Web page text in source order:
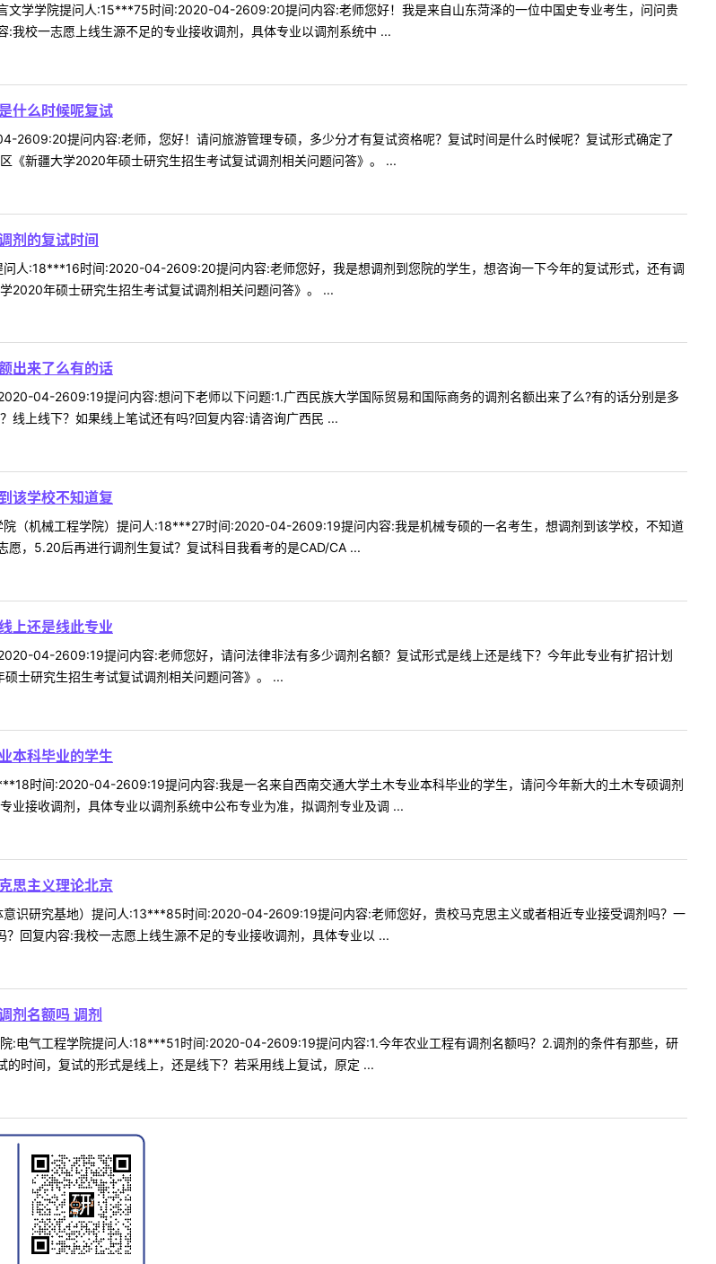
文学学院提问人:15***75时间:2020-04-2609:20提问内容:老师您好！我是来自山东菏泽的一位中国史专业考生，问问贵
我校一志愿上线生源不足的专业接收调剂，具体专业以调剂系统中 ...
什么时候呢复试
提问内容:老师，您好！请问旅游管理专硕，多少分才有复试资格呢？复试时间是什么时候呢？复试形式确定了
《新疆大学2020年硕士研究生招生考试复试调剂相关问题问答》。 ...
剂的复试时间
人:18***16时间:2020-04-2609:20提问内容:老师您好，我是想调剂到您院的学生，想咨询一下今年的复试形式，还有调
2020年硕士研究生招生考试复试调剂相关问题问答》。 ...
出来了么有的话
04-2609:19提问内容:想问下老师以下问题:1.广西民族大学国际贸易和国际商务的调剂名额出来了么?有的话分别是多
线上线下？如果线上笔试还有吗?回复内容:请咨询广西民 ...
该学校不知道复
（机械工程学院）提问人:18***27时间:2020-04-2609:19提问内容:我是机械专硕的一名考生，想调剂到该学校，不知道
，5.20后再进行调剂生复试？复试科目我看考的是CAD/CA ...
上还是线此专业
04-2609:19提问内容:老师您好，请问法律非法有多少调剂名额？复试形式是线上还是线下？今年此专业有扩招计划
士研究生招生考试复试调剂相关问题问答》。 ...
本科毕业的学生
时间:2020-04-2609:19提问内容:我是一名来自西南交通大学土木专业本科毕业的学生，请问今年新大的土木专硕调剂
业接收调剂，具体专业以调剂系统中公布专业为准，拟调剂专业及调 ...
思主义理论北京
识研究基地）提问人:13***85时间:2020-04-2609:19提问内容:老师您好，贵校马克思主义或者相近专业接受调剂吗？一
回复内容:我校一志愿上线生源不足的专业接收调剂，具体专业以 ...
剂名额吗 调剂
:电气工程学院提问人:18***51时间:2020-04-2609:19提问内容:1.今年农业工程有调剂名额吗？2.调剂的条件有那些，研
时间，复试的形式是线上，还是线下？若采用线上复试，原定 ...